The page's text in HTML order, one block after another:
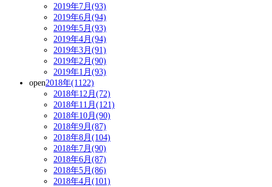
2019年7月(93)
2019年6月(94)
2019年5月(93)
2019年4月(94)
2019年3月(91)
2019年2月(90)
2019年1月(93)
open2018年(1122)
2018年12月(72)
2018年11月(121)
2018年10月(90)
2018年9月(87)
2018年8月(104)
2018年7月(90)
2018年6月(87)
2018年5月(86)
2018年4月(101)